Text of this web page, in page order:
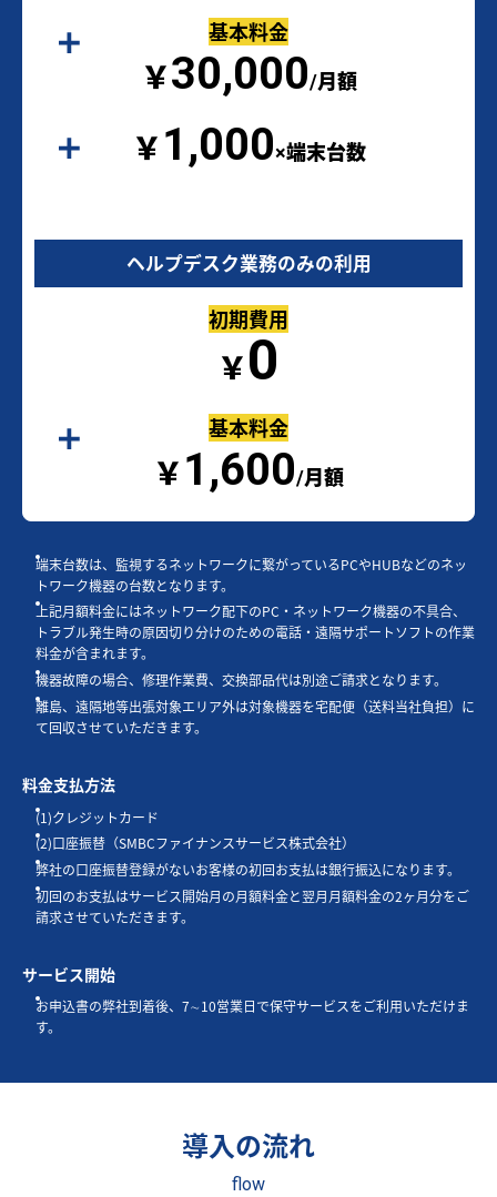
基本料金
￥30,000/月額
￥ 1,000×端末台数
ヘルプデスク業務のみの利用
初期費用
￥0
基本料金
￥ 1,600/月額
端末台数は、監視するネットワークに繋がっているPCやHUBなどのネッ
トワーク機器の台数となります。
上記月額料金にはネットワーク配下のPC・ネットワーク機器の不具合、
トラブル発生時の原因切り分けのための電話・遠隔サポートソフトの作業
料金が含まれます。
機器故障の場合、修理作業費、交換部品代は別途ご請求となります。
離島、遠隔地等出張対象エリア外は対象機器を宅配便（送料当社負担）に
て回収させていただきます。
料金支払方法
(1)クレジットカード
(2)口座振替（SMBCファイナンスサービス株式会社）
弊社の口座振替登録がないお客様の初回お支払は銀行振込になります。
初回のお支払はサービス開始月の月額料金と翌月月額料金の2ヶ月分をご
請求させていただきます。
サービス開始
お申込書の弊社到着後、7∼10営業日で保守サービスをご利用いただけま
す。
導入の流れ
flow